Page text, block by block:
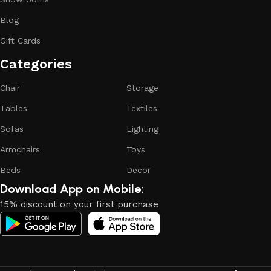
continuous joint work did not give reason to doubt their
of their products, excellent operational characteristics,
attractive appearance of the products, a long period of use
of the furniture, as well as safety.
Blog
Gift Cards
Categories​
Chair
Tables
Sofas
Armchairs
Beds
Storage
Textiles
Lighting
Toys
Decor
Download App on Mobile:
15% discount on your first purchase